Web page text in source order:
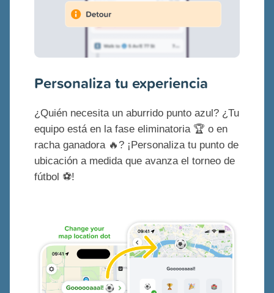
Personaliza tu experiencia
¿Quién necesita un aburrido punto azul? ¿Tu
equipo está en la fase eliminatoria 🏆 o en
racha ganadora 🔥? ¡Personaliza tu punto de
ubicación a medida que avanza el torneo de
fútbol ⚽!